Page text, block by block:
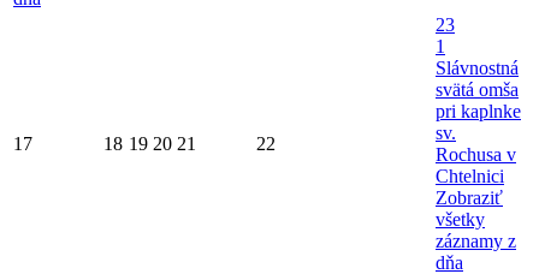
17 18 19 20 21 22
23
1
Slávnostná
svätá omša
pri kaplnke
sv.
Rochusa v
Chtelnici
Zobraziť
všetky
záznamy z
dňa